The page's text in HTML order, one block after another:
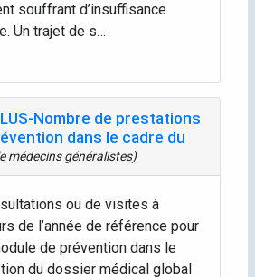
souffrant d’insuffisance
Un trajet de s…
Nombre de prestations
dans le cadre du
médecins généralistes)
ou de visites à
de l’année de référence pour
de prévention dans le
du dossier médical global